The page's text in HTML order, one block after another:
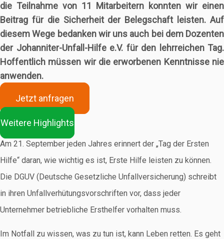
die Teilnahme von 11 Mitarbeitern konnten wir einen
Beitrag für die Sicherheit der Belegschaft leisten. Auf
diesem Wege bedanken wir uns auch bei dem Dozenten
der Johanniter-Unfall-Hilfe e.V. für den lehrreichen Tag.
Hoffentlich müssen wir die erworbenen Kenntnisse nie
anwenden.
Jetzt anfragen
Weitere Highlights
Am 21. September jeden Jahres erinnert der „Tag der Ersten
Hilfe“ daran, wie wichtig es ist, Erste Hilfe leisten zu können.
Die DGUV (Deutsche Gesetzliche Unfallversicherung) schreibt
in ihren Unfallverhütungsvorschriften vor, dass jeder
Unternehmer betriebliche Ersthelfer vorhalten muss.
Im Notfall zu wissen, was zu tun ist, kann Leben retten. Es geht